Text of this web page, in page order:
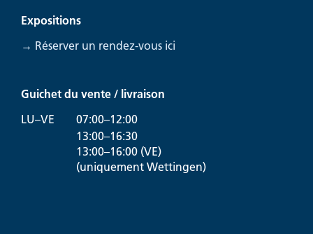
Expositions
→ Réserver un rendez-vous ici
Guichet du vente / livraison
LU–VE
07:00–12:00
13:00–16:30
13:00–16:00 (VE)
(uniquement Wettingen)